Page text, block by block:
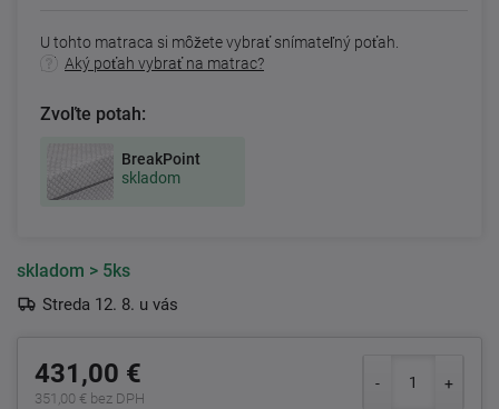
U tohto matraca si môžete vybrať snímateľný poťah.
Aký poťah vybrať na matrac?
Zvoľte potah:
BreakPoint
skladom
skladom > 5ks
Streda 12. 8. u vás
431,00 €
351,00 € bez DPH